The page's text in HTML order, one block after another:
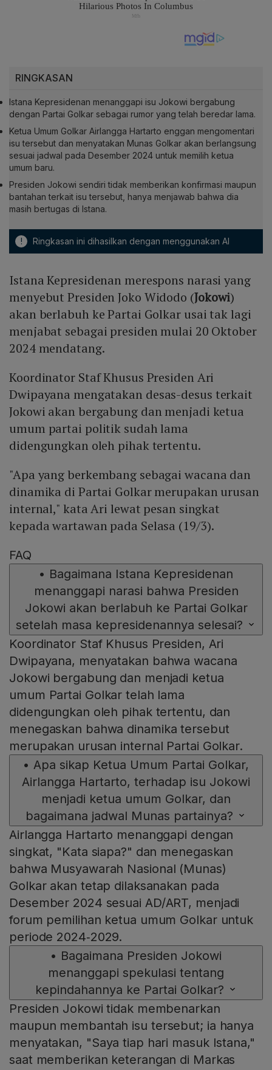
RINGKASAN
Istana Kepresidenan menanggapi isu Jokowi bergabung
dengan Partai Golkar sebagai rumor yang telah beredar lama.
Ketua Umum Golkar Airlangga Hartarto enggan mengomentari
isu tersebut dan menyatakan Munas Golkar akan berlangsung
sesuai jadwal pada Desember 2024 untuk memilih ketua
umum baru.
Presiden Jokowi sendiri tidak memberikan konfirmasi maupun
bantahan terkait isu tersebut, hanya menjawab bahwa dia
masih bertugas di Istana.
! Ringkasan ini dihasilkan dengan menggunakan AI
Istana Kepresidenan merespons narasi yang
menyebut Presiden Joko Widodo (Jokowi)
akan berlabuh ke Partai Golkar usai tak lagi
menjabat sebagai presiden mulai 20 Oktober
2024 mendatang.
Koordinator Staf Khusus Presiden Ari
Dwipayana mengatakan desas-desus terkait
Jokowi akan bergabung dan menjadi ketua
umum partai politik sudah lama
didengungkan oleh pihak tertentu.
"Apa yang berkembang sebagai wacana dan
dinamika di Partai Golkar merupakan urusan
internal," kata Ari lewat pesan singkat
kepada wartawan pada Selasa (19/3).
FAQ
• Bagaimana Istana Kepresidenan
menanggapi narasi bahwa Presiden
Jokowi akan berlabuh ke Partai Golkar
setelah masa kepresidenannya selesai?
Koordinator Staf Khusus Presiden, Ari
Dwipayana, menyatakan bahwa wacana
Jokowi bergabung dan menjadi ketua
umum Partai Golkar telah lama
didengungkan oleh pihak tertentu, dan
menegaskan bahwa dinamika tersebut
merupakan urusan internal Partai Golkar.
• Apa sikap Ketua Umum Partai Golkar,
Airlangga Hartarto, terhadap isu Jokowi
menjadi ketua umum Golkar, dan
bagaimana jadwal Munas partainya?
Airlangga Hartarto menanggapi dengan
singkat, "Kata siapa?" dan menegaskan
bahwa Musyawarah Nasional (Munas)
Golkar akan tetap dilaksanakan pada
Desember 2024 sesuai AD/ART, menjadi
forum pemilihan ketua umum Golkar untuk
periode 2024‑2029.
• Bagaimana Presiden Jokowi
menanggapi spekulasi tentang
kepindahannya ke Partai Golkar?
Presiden Jokowi tidak membenarkan
maupun membantah isu tersebut; ia hanya
menyatakan, "Saya tiap hari masuk Istana,"
saat memberikan keterangan di Markas